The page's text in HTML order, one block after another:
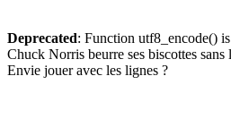
Deprecated: Function utf8_encode()
Chuck Norris beurre ses biscottes sans
Envie jouer avec les lignes ?